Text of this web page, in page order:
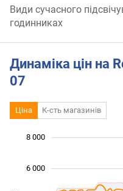
Види сучасного
годинниках
Динаміка цін на
07
Ціна К-сть магазинів
6 000
8 000